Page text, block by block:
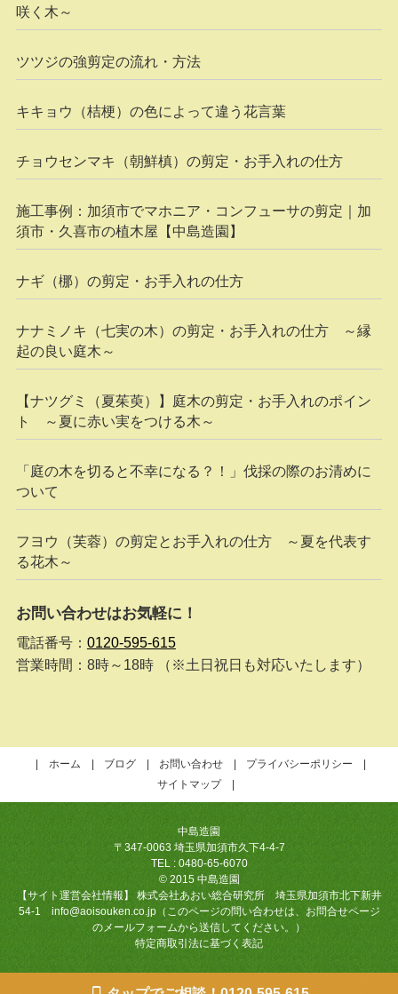
咲く木～
ツツジの強剪定の流れ・方法
キキョウ（桔梗）の色によって違う花言葉
チョウセンマキ（朝鮮槙）の剪定・お手入れの仕方
施工事例：加須市でマホニア・コンフューサの剪定｜加
須市・久喜市の植木屋【中島造園】
ナギ（梛）の剪定・お手入れの仕方
ナナミノキ（七実の木）の剪定・お手入れの仕方 ～縁
起の良い庭木～
【ナツグミ（夏茱萸）】庭木の剪定・お手入れのポイン
ト ～夏に赤い実をつける木～
「庭の木を切ると不幸になる？！」伐採の際のお清めに
ついて
フヨウ（芙蓉）の剪定とお手入れの仕方 ～夏を代表す
る花木～
お問い合わせはお気軽に！
電話番号： 0120-595-615
営業時間：8時～18時 （※土日祝日も対応いたします）
ホーム ブログ お問い合わせ
プライバシーポリシー
サイトマップ
中島造園
〒347-0063 埼玉県加須市久下4-4-7
TEL : 0480-65-6070
© 2015 中島造園
【サイト運営会社情報】 株式会社あおい総合研究所 埼玉県加須市北下新井
54-1 info@aoisouken.co.jp（このページの問い合わせは、お問合せページ
のメールフォームから送信してください。）
特定商取引法に基づく表記